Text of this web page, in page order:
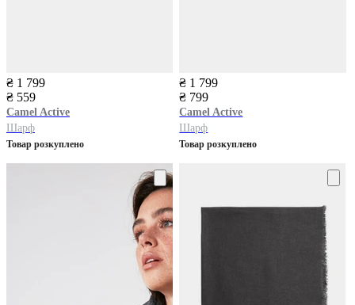
₴ 1 799
₴ 559
Camel Active
Шарф
Товар розкуплено
₴ 1 799
₴ 799
Camel Active
Шарф
Товар розкуплено